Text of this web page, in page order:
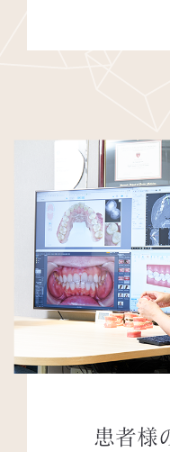
患者様